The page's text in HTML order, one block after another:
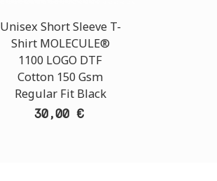
Unisex Short Sleeve T-
Shirt MOLECULE®
1100 LOGO DTF
Cotton 150 Gsm
Regular Fit Black
30,00 €